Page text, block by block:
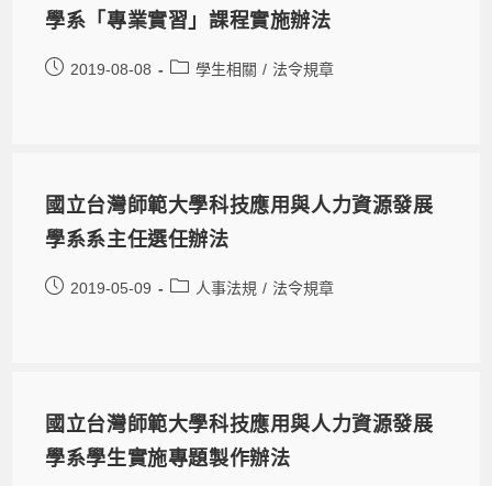
學系「專業實習」課程實施辦法
2019-08-08 學生相關 / 法令規章
國立台灣師範大學科技應用與人力資源發展
學系系主任選任辦法
2019-05-09 人事法規 / 法令規章
國立台灣師範大學科技應用與人力資源發展
學系學生實施專題製作辦法